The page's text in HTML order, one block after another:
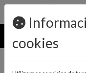
MENU
cookies